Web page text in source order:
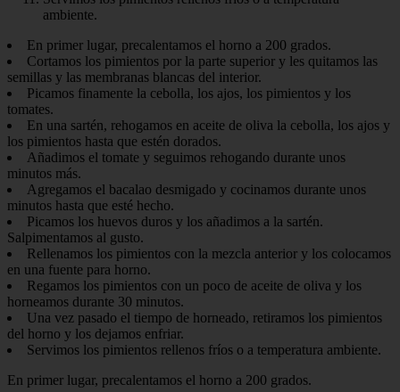
ambiente.
En primer lugar, precalentamos el horno a 200 grados.
Cortamos los pimientos por la parte superior y les quitamos las
semillas y las membranas blancas del interior.
Picamos finamente la cebolla, los ajos, los pimientos y los
tomates.
En una sartén, rehogamos en aceite de oliva la cebolla, los ajos y
los pimientos hasta que estén dorados.
Añadimos el tomate y seguimos rehogando durante unos
minutos más.
Agregamos el bacalao desmigado y cocinamos durante unos
minutos hasta que esté hecho.
Picamos los huevos duros y los añadimos a la sartén.
Salpimentamos al gusto.
Rellenamos los pimientos con la mezcla anterior y los colocamos
en una fuente para horno.
Regamos los pimientos con un poco de aceite de oliva y los
horneamos durante 30 minutos.
Una vez pasado el tiempo de horneado, retiramos los pimientos
del horno y los dejamos enfriar.
Servimos los pimientos rellenos fríos o a temperatura ambiente.
En primer lugar, precalentamos el horno a 200 grados.